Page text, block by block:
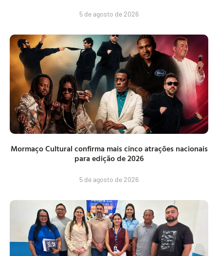
5 de agosto de 2026
Mormaço Cultural confirma mais cinco atrações nacionais
para edição de 2026
5 de agosto de 2026